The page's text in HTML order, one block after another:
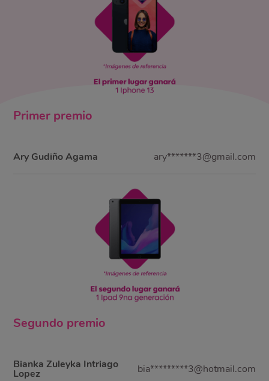
Primer premio
Ary Gudiño Agama ary*******3@gmail.com
Segundo premio
Bianka Zuleyka Intriago
Lopez bia*********3@hotmail.com